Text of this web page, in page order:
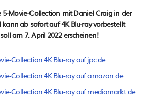
5-Movie-Collection mit Daniel Craig in der
kann ab sofort auf 4K Blu-ray vorbestellt
am 7. April 2022 erscheinen!
Collection 4K Blu-ray auf jpc.de
Collection 4K Blu-ray auf amazon.de
Collection 4K Blu-ray auf mediamarkt.de